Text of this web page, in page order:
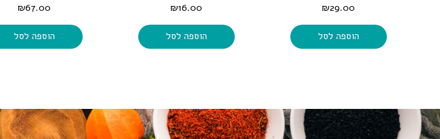
₪29.00
הוספה לסל
₪16.00
הוספה לסל
₪67.00
הוספה לסל